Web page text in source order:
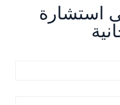
استشارة